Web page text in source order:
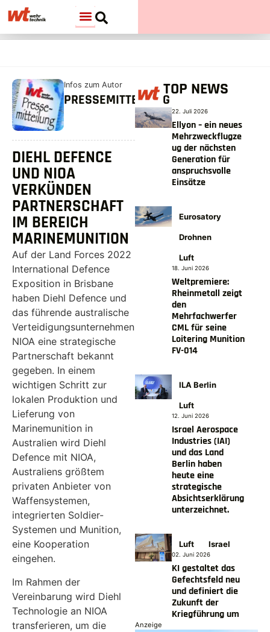
Infos zum Autor
PRESSEMITTEILUNG
DIEHL DEFENCE
UND NIOA
VERKÜNDEN
PARTNERSCHAFT
IM BEREICH
MARINEMUNITION
Auf der Land Forces 2022
International Defence
Exposition in Brisbane
haben Diehl Defence und
das führende australische
Verteidigungsunternehmen
NIOA eine strategische
Partnerschaft bekannt
gegeben. In einem
wichtigen Schritt zur
lokalen Produktion und
Lieferung von
Marinemunition in
Australien wird Diehl
Defence mit NIOA,
Australiens größtem
privaten Anbieter von
Waffensystemen,
integrierten Soldier-
Systemen und Munition,
eine Kooperation
eingehen.
Im Rahmen der
Vereinbarung wird Diehl
Technologie an NIOA
transferieren, um die
TOP NEWS
22. Juli 2026
Ellyon – ein neues
Mehrzweckflugze
ug der nächsten
Generation für
anspruchsvolle
Einsätze
Eurosatory
Drohnen
Luft
18. Juni 2026
Weltpremiere:
Rheinmetall zeigt
den
Mehrfachwerfer
CML für seine
Loitering Munition
FV-014
ILA Berlin
Luft
12. Juni 2026
Israel Aerospace
Industries (IAI)
und das Land
Berlin haben
heute eine
strategische
Absichtserklärung
unterzeichnet.
Luft Israel
02. Juni 2026
KI gestaltet das
Gefechtsfeld neu
und definiert die
Zukunft der
Kriegführung um
Anzeige